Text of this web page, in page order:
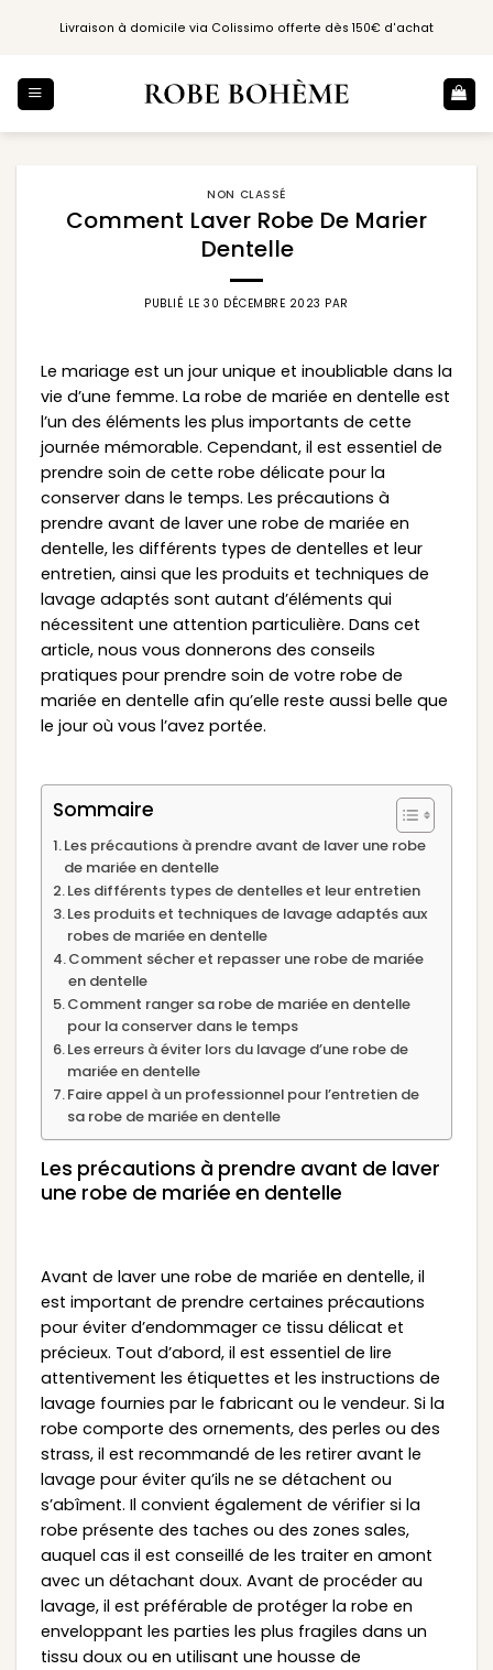
Livraison à domicile via Colissimo offerte dès 150€ d'achat
NON CLASSÉ
Comment Laver Robe De Marier
Dentelle
PUBLIÉ LE30 DÉCEMBRE 2023 PAR
Le mariage est un jour unique et inoubliable dans la
vie d’une femme. La robe de mariée en dentelle est
l’un des éléments les plus importants de cette
journée mémorable. Cependant, il est essentiel de
prendre soin de cette robe délicate pour la
conserver dans le temps. Les précautions à
prendre avant de laver une robe de mariée en
dentelle, les différents types de dentelles et leur
entretien, ainsi que les produits et techniques de
lavage adaptés sont autant d’éléments qui
nécessitent une attention particulière. Dans cet
article, nous vous donnerons des conseils
pratiques pour prendre soin de votre robe de
mariée en dentelle afin qu’elle reste aussi belle que
le jour où vous l’avez portée.
Sommaire
Les précautions à prendre avant de laver une robe
de mariée en dentelle
Les différents types de dentelles et leur entretien
Les produits et techniques de lavage adaptés aux
robes de mariée en dentelle
Comment sécher et repasser une robe de mariée
en dentelle
Comment ranger sa robe de mariée en dentelle
pour la conserver dans le temps
Les erreurs à éviter lors du lavage d’une robe de
mariée en dentelle
Faire appel à un professionnel pour l’entretien de
sa robe de mariée en dentelle
Les précautions à prendre avant de laver
une robe de mariée en dentelle
Avant de laver une robe de mariée en dentelle, il
est important de prendre certaines précautions
pour éviter d’endommager ce tissu délicat et
précieux. Tout d’abord, il est essentiel de lire
attentivement les étiquettes et les instructions de
lavage fournies par le fabricant ou le vendeur. Si la
robe comporte des ornements, des perles ou des
strass, il est recommandé de les retirer avant le
lavage pour éviter qu’ils ne se détachent ou
s’abîment. Il convient également de vérifier si la
robe présente des taches ou des zones sales,
auquel cas il est conseillé de les traiter en amont
avec un détachant doux. Avant de procéder au
lavage, il est préférable de protéger la robe en
enveloppant les parties les plus fragiles dans un
tissu doux ou en utilisant une housse de